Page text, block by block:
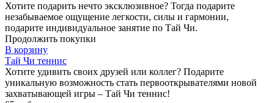
Хотите подарить нечто эксклюзивное? Тогда подарите
незабываемое ощущение легкости, силы и гармонии,
подарите индивидуальное занятие по Тай Чи.
Продолжить покупки
В корзину
Тай Чи теннис
Хотите удивить своих друзей или коллег? Подарите
уникальную возможность стать первооткрывателями новой
захватывающей игры – Тай Чи теннис!